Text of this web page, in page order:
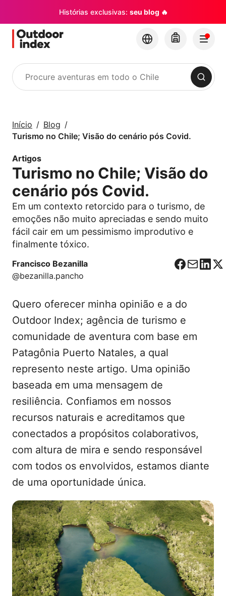
Histórias exclusivas: seu blog 🔥
Procurar
Início
Blog
Turismo no Chile; Visão do cenário pós Covid.
Artigos
Turismo no Chile; Visão do
cenário pós Covid.
Em um contexto retorcido para o turismo, de
emoções não muito apreciadas e sendo muito
fácil cair em um pessimismo improdutivo e
finalmente tóxico.
Francisco Bezanilla
@bezanilla.pancho
F
e
b
o
C
L
X
Quero oferecer minha opinião e a do
Outdoor Index; agência de turismo e
comunidade de aventura com base em
Patagônia Puerto Natales, a qual
represento neste artigo. Uma opinião
baseada em uma mensagem de
resiliência. Confiamos em nossos
recursos naturais e acreditamos que
conectados a propósitos colaborativos,
com altura de mira e sendo responsável
com todos os envolvidos, estamos diante
de uma oportunidade única.
×
seus cantos com a
Outdoor Index